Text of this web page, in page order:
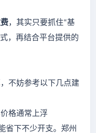
，其实只要抓住“基
，再结合平台提供的
不妨参考以下几点建
格通常上浮
省下不少开支。郑州